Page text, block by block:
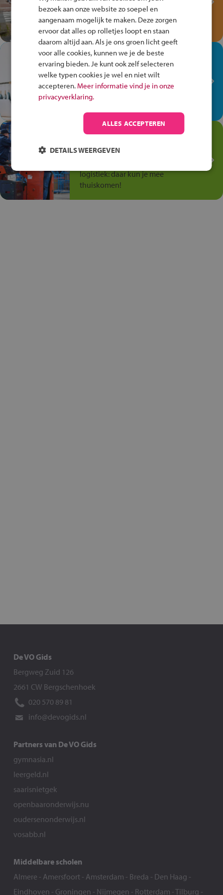
Speel het Fiets Veilig Verkeersspel
en win een Cortina-fiets!
In de winkel ben je op je
plek!
Ontdek via het vmbo jouw talent
op de winkelvloer, waar elke dag
Jouw talent in de
Transport en Logistiek
logistiek: daar kun je mee
thuiskomen!
De VO Gids
Bergweg Zuid 126
2661 CW Bergschenhoek
020 570 89 81
info@devogids.nl
Partners van De VO Gids
gymnasia.nl
leergeld.nl
saarisnietgek
openbaaronderwijs.nu
oudersenonderwijs.nl
vosabb.nl
Middelbare scholen
Almere - Amersfoort- Amsterdam - Breda - Den Haag -
Eindhoven - Groningen - Nijmegen - Rotterdam -Tilburg -
bezoek aan onze website zo soepel en
aangenaam mogelijk te maken. Deze zorgen
ervoor dat alles op rolletjes loopt en staan
daarom altijd aan. Als je ons groen licht geeft
voor alle cookies, kunnen we je de beste
ervaring bieden. Je kunt ook zelf selecteren
welke typen cookies je wel en niet wilt
accepteren. Meer informatie vind je in onze
privacyverklaring.
ALLES ACCEPTEREN
DETAILS WEERGEVEN